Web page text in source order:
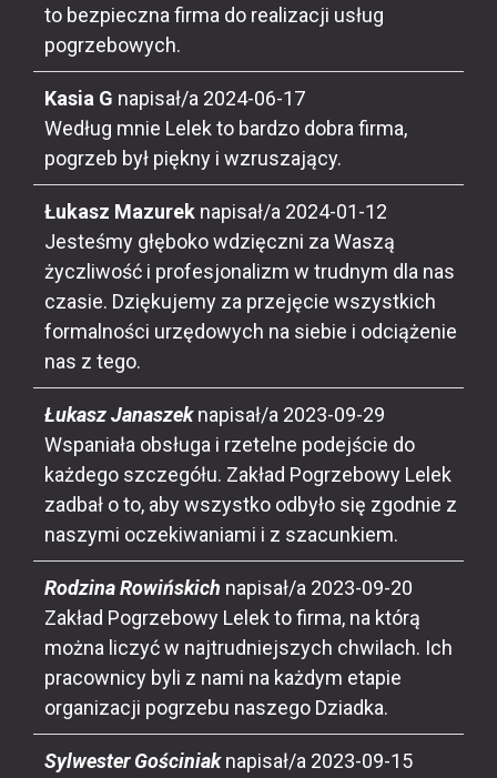
to bezpieczna firma do realizacji usług
pogrzebowych.
Kasia G napisał/a 2024-06-17
Według mnie Lelek to bardzo dobra firma,
pogrzeb był piękny i wzruszający.
Łukasz Mazurek napisał/a 2024-01-12
Jesteśmy głęboko wdzięczni za Waszą
życzliwość i profesjonalizm w trudnym dla nas
czasie. Dziękujemy za przejęcie wszystkich
formalności urzędowych na siebie i odciążenie
nas z tego.
Łukasz Janaszek napisał/a 2023-09-29
Wspaniała obsługa i rzetelne podejście do
każdego szczegółu. Zakład Pogrzebowy Lelek
zadbał o to, aby wszystko odbyło się zgodnie z
naszymi oczekiwaniami i z szacunkiem.
Rodzina Rowińskich napisał/a 2023-09-20
Zakład Pogrzebowy Lelek to firma, na którą
można liczyć w najtrudniejszych chwilach. Ich
pracownicy byli z nami na każdym etapie
organizacji pogrzebu naszego Dziadka.
Sylwester Gościniak napisał/a 2023-09-15